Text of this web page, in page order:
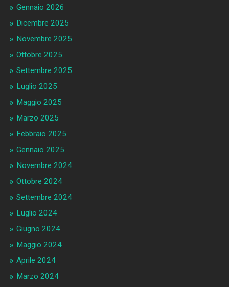
Gennaio 2026
Dicembre 2025
Novembre 2025
Ottobre 2025
Settembre 2025
Luglio 2025
Maggio 2025
Marzo 2025
Febbraio 2025
Gennaio 2025
Novembre 2024
Ottobre 2024
Settembre 2024
Luglio 2024
Giugno 2024
Maggio 2024
Aprile 2024
Marzo 2024